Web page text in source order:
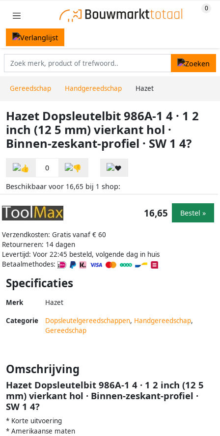
Gereedschap Handgereedschap Hazet
Hazet Dopsleutelbit 986A-1 4 · 1 2
inch (12 5 mm) vierkant hol ·
Binnen-zeskant-profiel · SW 1 4?
0
Beschikbaar voor 16,65 bij 1 shop:
Verzendkosten: Gratis vanaf € 60
Retourneren: 14 dagen
Levertijd: Voor 22:45 besteld, volgende dag in huis
Betaalmethodes:
16,65 Bestel »
Specificaties
Merk Hazet
Categorie Dopsleutelgereedschappen, Handgereedschap,
Gereedschap
Omschrijving
Hazet Dopsleutelbit 986A-1 4 · 1 2 inch (12 5
mm) vierkant hol · Binnen-zeskant-profiel ·
SW 1 4?
* Korte uitvoering
* Amerikaanse maten